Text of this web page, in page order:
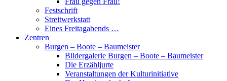
Festschrift
Streitwerkstatt
Eines Freitagabends …
Zentren
Burgen – Boote – Baumeister
Bildergalerie Burgen – Boote – Baumeister
Die Erzähljurte
Veranstaltungen der Kulturinitiative